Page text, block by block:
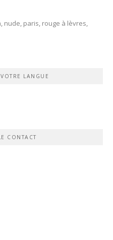
, nude, paris, rouge à lèvres,
LANGUE
CONTACT